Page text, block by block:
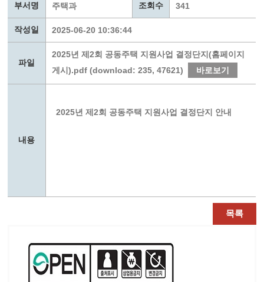
부서명 주택과 조회수 341
작성일 2025-06-20 10:36:44
파일
2025년 제2회 공동주택 지원사업 결정단지(홈페이지
게시).pdf (download: 235, 47621)
바로보기
내용
2025년 제2회 공동주택 지원사업 결정단지 안내
목록